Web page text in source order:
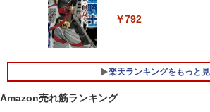
品ホワイト Office搭
tooth Wi-Fi 超軽量
ーク ・初心者向け
￥45,800
￥229,800
【★20%OFF】
ax ミニPC AMD
MI ・2 х USB4・2 х
eeSync & G-Sync対
￥23,731
￥792
楽天ランキングをもっと
Amazon売れ筋ランキング